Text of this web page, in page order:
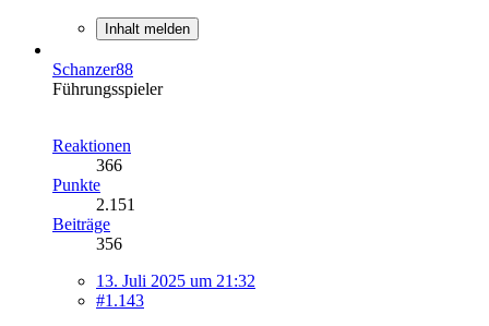
Inhalt melden
Schanzer88
Führungsspieler
Reaktionen
366
Punkte
2.151
Beiträge
356
13. Juli 2025 um 21:32
#1.143